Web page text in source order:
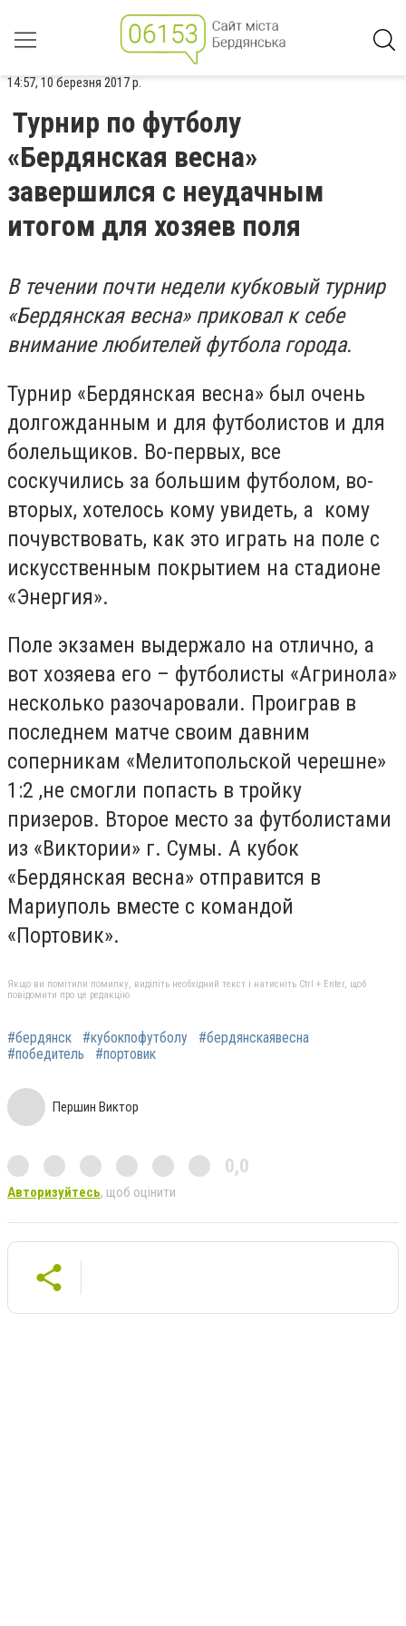
14:57, 10 березня 2017 р.
Турнир по футболу
«Бердянская весна»
завершился с неудачным
итогом для хозяев поля
В течении почти недели кубковый турнир
«Бердянская весна» приковал к себе
внимание любителей футбола города.
Турнир «Бердянская весна» был очень
долгожданным и для футболистов и для
болельщиков. Во-первых, все
соскучились за большим футболом, во-
вторых, хотелось кому увидеть, а кому
почувствовать, как это играть на поле с
искусственным покрытием на стадионе
«Энергия».
Поле экзамен выдержало на отлично, а
вот хозяева его – футболисты «Агринола»
несколько разочаровали. Проиграв в
последнем матче своим давним
соперникам «Мелитопольской черешне»
1:2 ,не смогли попасть в тройку
призеров. Второе место за футболистами
из «Виктории» г. Сумы. А кубок
«Бердянская весна» отправится в
Мариуполь вместе с командой
«Портовик».
Якщо ви помітили помилку, виділіть необхідний текст і натисніть Ctrl + Enter, щоб
повідомити про це редакцію
#бердянск #кубокпофутболу
#бердянскаявесна
#победитель
#портовик
Першин Виктор
0,0
Авторизуйтесь, щоб оцінити